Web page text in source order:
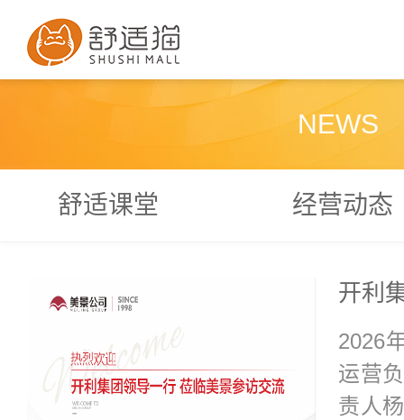
NEWS
舒适课堂 经营动态
2026
运营
责人